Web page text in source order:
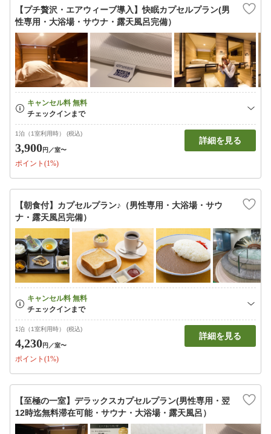
【プチ贅沢・エアウィーブ導入】快眠カプセルプラン(男
性専用・大浴場・サウナ・露天風呂完備）
1泊（1室利用時） (税込)
3,900円 ／室〜
ポイント(1%)
詳細を見る
【朝食付】カプセルプラン♪（男性専用・大浴場・サウ
ナ・露天風呂完備）
1泊（1室利用時） (税込)
4,230円 ／室〜
ポイント(1%)
詳細を見る
【至極の一室】デラックスカプセルプラン(男性専用・翌
12時迄無料滞在可能・サウナ・大浴場・露天風呂）